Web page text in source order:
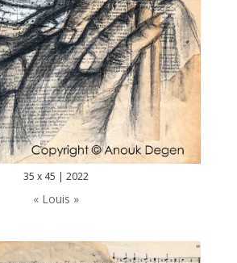
35 x 45 | 2022
« Louis »